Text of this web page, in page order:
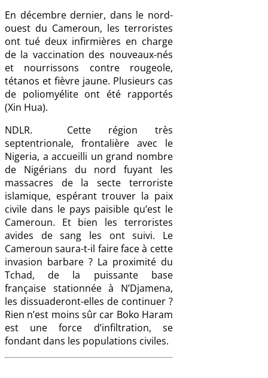
En décembre dernier, dans le nord-
ouest du Cameroun, les terroristes
ont tué deux infirmières en charge
de la vaccination des nouveaux-nés
et nourrissons contre rougeole,
tétanos et fièvre jaune. Plusieurs cas
de poliomyélite ont été rapportés
(Xin Hua).
NDLR. Cette région très
septentrionale, frontalière avec le
Nigeria, a accueilli un grand nombre
de Nigérians du nord fuyant les
massacres de la secte terroriste
islamique, espérant trouver la paix
civile dans le pays paisible qu’est le
Cameroun. Et bien les terroristes
avides de sang les ont suivi. Le
Cameroun saura-t-il faire face à cette
invasion barbare ? La proximité du
Tchad, de la puissante base
française stationnée à N’Djamena,
les dissuaderont-elles de continuer ?
Rien n’est moins sûr car Boko Haram
est une force d’infiltration, se
fondant dans les populations civiles.